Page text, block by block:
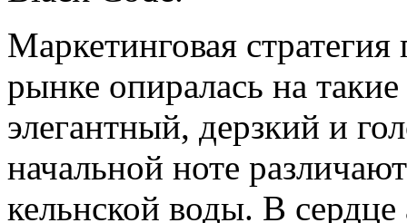
Маркетинговая
рынке опиралась на
элегантный, дерзкий и
начальной ноте
кельнской воды. В сердце